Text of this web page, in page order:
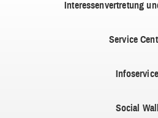
Interessenvertretung
Service
Infoservice
Social Wall